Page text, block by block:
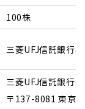
100株
三菱UFJ信託銀行
三菱UFJ信託銀行
〒137-8081 東京